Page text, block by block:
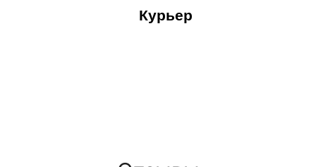
Курьер